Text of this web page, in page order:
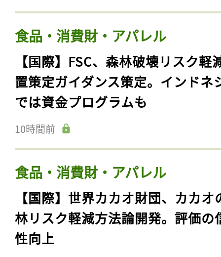
食品・消費財・アパレル
【国際】FSC、森林破壊リスク軽
置策定ガイダンス策定。インドネ
では資金プログラムも
10時間前
食品・消費財・アパレル
【国際】世界カカオ財団、カカオ
林リスク軽減方法論開発。評価の
性向上